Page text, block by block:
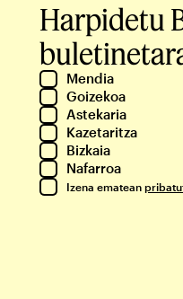
Harpidetu
Mendia
Goizekoa
Astekaria
Kazetaritza
Bizkaia
Nafarroa
Izena ematean